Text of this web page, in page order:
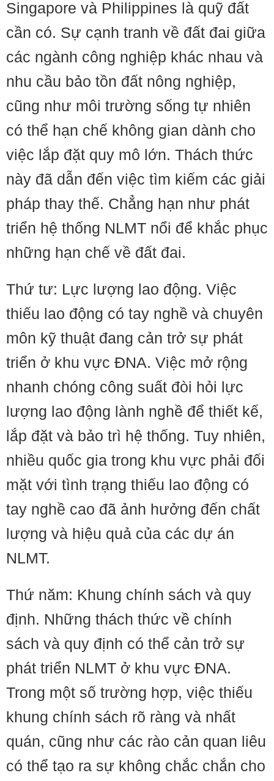
Singapore và Philippines là quỹ đất
cần có. Sự cạnh tranh về đất đai giữa
các ngành công nghiệp khác nhau và
nhu cầu bảo tồn đất nông nghiệp,
cũng như môi trường sống tự nhiên
có thể hạn chế không gian dành cho
việc lắp đặt quy mô lớn. Thách thức
này đã dẫn đến việc tìm kiếm các giải
pháp thay thế. Chẳng hạn như phát
triển hệ thống NLMT nổi để khắc phục
những hạn chế về đất đai.
Thứ tư: Lực lượng lao động. Việc
thiếu lao động có tay nghề và chuyên
môn kỹ thuật đang cản trở sự phát
triển ở khu vực ĐNA. Việc mở rộng
nhanh chóng công suất đòi hỏi lực
lượng lao động lành nghề để thiết kế,
lắp đặt và bảo trì hệ thống. Tuy nhiên,
nhiều quốc gia trong khu vực phải đối
mặt với tình trạng thiếu lao động có
tay nghề cao đã ảnh hưởng đến chất
lượng và hiệu quả của các dự án
NLMT.
Thứ năm: Khung chính sách và quy
định. Những thách thức về chính
sách và quy định có thể cản trở sự
phát triển NLMT ở khu vực ĐNA.
Trong một số trường hợp, việc thiếu
khung chính sách rõ ràng và nhất
quán, cũng như các rào cản quan liêu
có thể tạo ra sự không chắc chắn cho